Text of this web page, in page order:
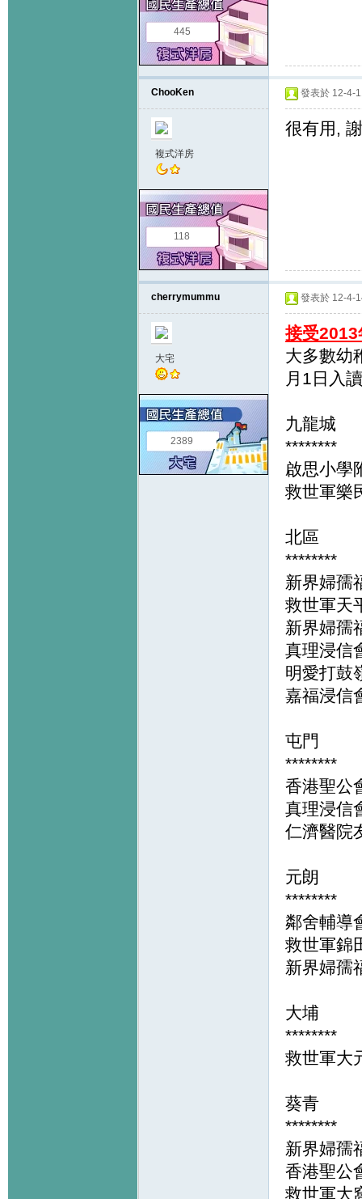
445
ChooKen
複式洋房
118
發表於 12-4-
很有用,
cherrymummu
大宅
2389
發表於 12-4-
接受2013
大多數幼
月1日入
九龍城
********
啟思小學
救世軍樂
北區
********
新界婦孺
救世軍天
新界婦孺
真理浸信
明愛打鼓
嘉福浸信
屯門
********
香港聖公
真理浸信
仁濟醫院
元朗
********
鄰舍輔導
救世軍錦
新界婦孺
大埔
********
救世軍大
葵青
********
新界婦孺
香港聖公
救世軍大